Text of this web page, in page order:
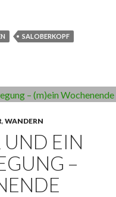
SALOBERKOPF
, WANDERN
UND EIN
–